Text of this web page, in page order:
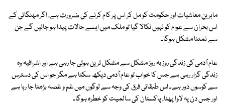
ماہرینِ معاشیات اور حکومت کو مل کر اس پر کام کرنے کی ضرورت ہے، اگر مہنگائی کے
اس بحران سے عوام کو نہیں نکالا گیا تو ملک میں ایسے حالات پیدا ہو جائیں گے جن
سے نمٹنا مشکل ہوگا۔
عام آدمی کی زندگی روز بہ روز مشکل سے مشکل ترین ہوتی جا رہی ہے اور اشرافیہ وہ
زندگی گزار رہی ہے جس کا خواب تو عام آدمی دیکھ سکتا ہے مگر جو اس کی دسترس
سے کوسوں دور ہے۔ اس طبقاتی فرق کی وجہ سے لوگوں میں غم و غصہ بڑھتا جا رہا ہے
اور جس دن یہ لاوا پھٹا، پاکستان کی سالمیت کو خطرہ ہوگا۔